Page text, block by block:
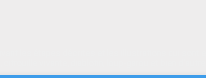
les étapes décrites et les illustrations qui sont en
vivante, diablotin, loup-garou et bien d'autres